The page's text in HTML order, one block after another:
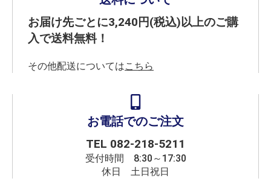
お届け先ごとに3,240円(税込)以上のご購
入で送料無料！
その他配送についてはこちら
お電話でのご注文
TEL 082-218-5211
受付時間 8:30～17:30
休日 土日祝日